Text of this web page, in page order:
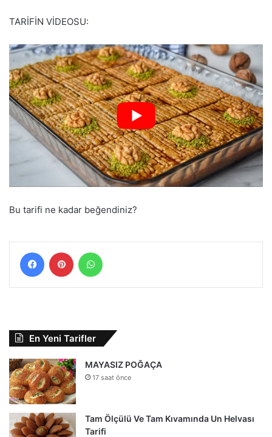
TARİFİN VİDEOSU:
Bu tarifi ne kadar beğendiniz?
FacebookPinterest
En Yeni Tarifler
MAYASIZ POĞAÇA
17 saat önce
Tam Ölçülü Ve Tam Kıvamında Un Helvası
Tarifi